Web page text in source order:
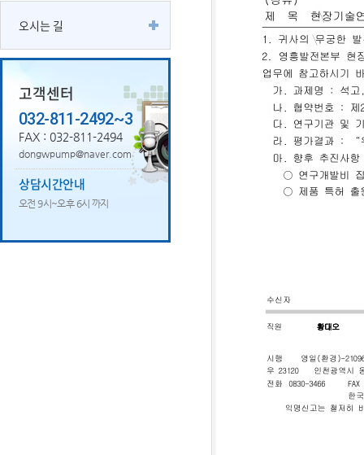
오시는 길
고객센터
032-811-2492~3
FAX : 032-811-2494
dongwpump@naver.com
상담시간안내
오전 9시~오후 6시 까지